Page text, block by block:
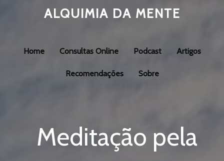
ALQUIMIA DA MENTE
Home Consultas Online Podcast Artigos
Recomendações Sobre
Meditação pela